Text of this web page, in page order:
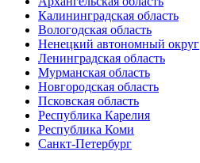
Калининградская область
Вологодская область
Ненецкий автономный округ
Ленинградская область
Мурманская область
Новгородская область
Псковская область
Республика Карелия
Республика Коми
Санкт-Петербург